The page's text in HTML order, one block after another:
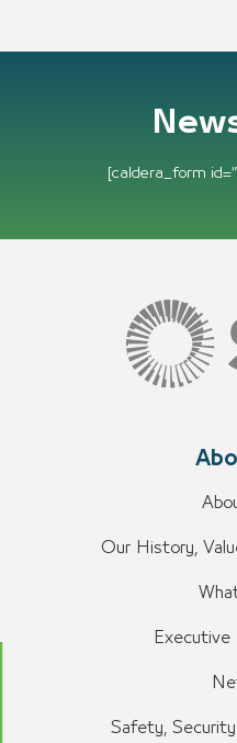
[caldera_form
Our History,
Executive
Safety,